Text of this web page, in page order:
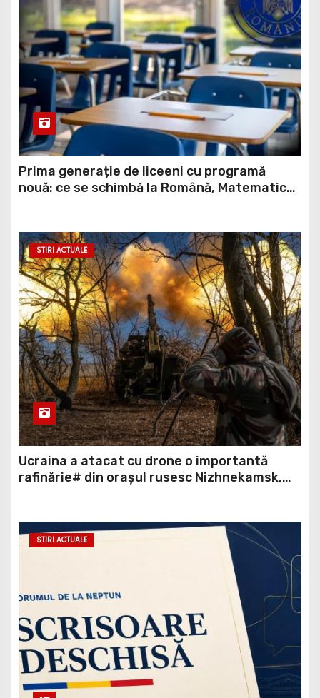
Prima generație de liceeni cu programă
nouă: ce se schimbă la Română, Matematică
STIRI ACTUALE
Ucraina a atacat cu drone o importantă
rafinărie# din orașul rusesc Nizhnekamsk,
și alte circa 40 rănite.
STIRI ACTUALE